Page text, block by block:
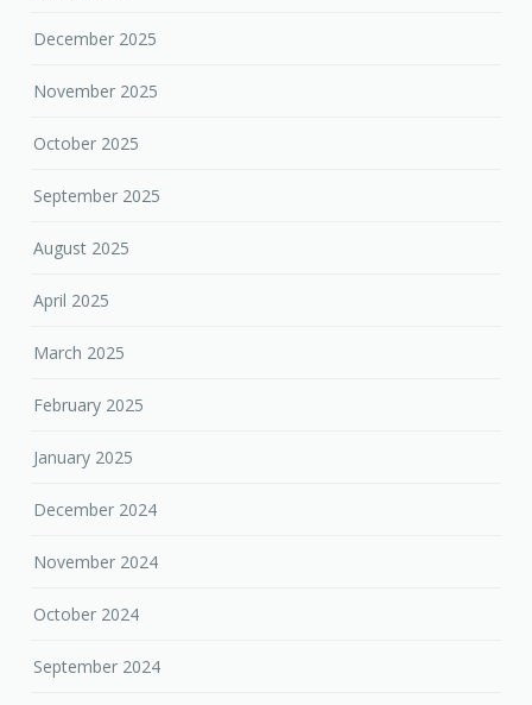
December 2025
November 2025
October 2025
September 2025
August 2025
April 2025
March 2025
February 2025
January 2025
December 2024
November 2024
October 2024
September 2024